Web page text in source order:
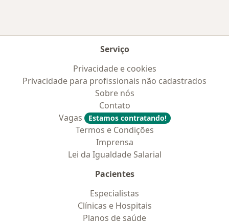
Serviço
Privacidade e cookies
Privacidade para profissionais não cadastrados
Sobre nós
Contato
Vagas
Estamos contratando!
Termos e Condições
Imprensa
Lei da Igualdade Salarial
Pacientes
Especialistas
Clínicas e Hospitais
Planos de saúde